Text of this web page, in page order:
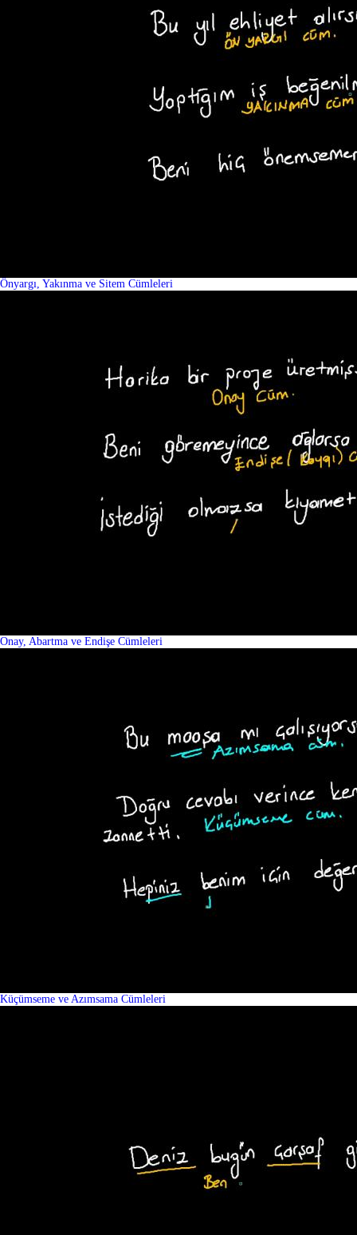
Önyargı, Yakınma ve Sitem Cümleleri
Onay, Abartma ve Endişe Cümleleri
Küçümseme ve Azımsama Cümleleri